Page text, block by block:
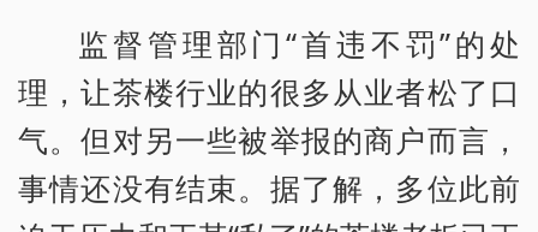
监督管理部门“首违不罚”的处
理，让茶楼行业的很多从业者松了口
气。但对另一些被举报的商户而言，
事情还没有结束。据了解，多位此前